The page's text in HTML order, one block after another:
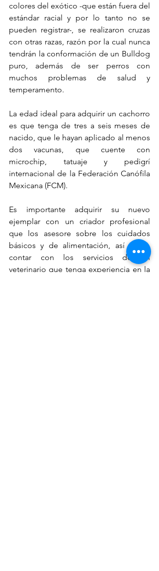
colores del exótico -que están fuera del
estándar racial y por lo tanto no se
pueden registrar-, se realizaron cruzas
con otras razas, razón por la cual nunca
tendrán la conformación de un Bulldog
puro, además de ser perros con
muchos problemas de salud y
temperamento.
La edad ideal para adquirir un cachorro
es que tenga de tres a seis meses de
nacido, que le hayan aplicado al menos
dos vacunas, que cuente con
microchip, tatuaje y pedigrí
internacional de la Federación Canófila
Mexicana (FCM).
Es importante adquirir su nuevo
ejemplar con un criador profesional
que los asesore sobre los cuidados
básicos y de alimentación, así como
contar con los servicios de un
veterinario que tenga experiencia en la